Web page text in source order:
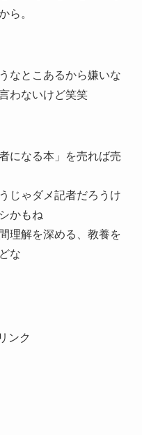
ら。
なとこあるから嫌いな
わないけど笑笑
になる本」を売れば売
じゃダメ記者だろうけ
かもね
理解を深める、教養を
な
ンク